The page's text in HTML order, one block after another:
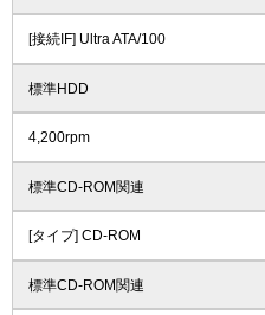
[接続IF] Ultra ATA/100
標準HDD
4,200rpm
標準CD-ROM関連
[タイプ] CD-ROM
標準CD-ROM関連